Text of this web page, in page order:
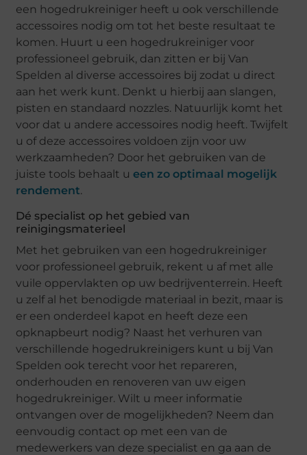
een hogedrukreiniger heeft u ook verschillende
accessoires nodig om tot het beste resultaat te
komen. Huurt u een hogedrukreiniger voor
professioneel gebruik, dan zitten er bij Van
Spelden al diverse accessoires bij zodat u direct
aan het werk kunt. Denkt u hierbij aan slangen,
pisten en standaard nozzles. Natuurlijk komt het
voor dat u andere accessoires nodig heeft. Twijfelt
u of deze accessoires voldoen zijn voor uw
werkzaamheden? Door het gebruiken van de
juiste tools behaalt ueen zo optimaal mogelijk
rendement.
Dé specialist op het gebied van
reinigingsmaterieel
Met het gebruiken van een hogedrukreiniger
voor professioneel gebruik, rekent u af met alle
vuile oppervlakten op uw bedrijventerrein. Heeft
u zelf al het benodigde materiaal in bezit, maar is
er een onderdeel kapot en heeft deze een
opknapbeurt nodig? Naast het verhuren van
verschillende hogedrukreinigers kunt u bij Van
Spelden ook terecht voor het repareren,
onderhouden en renoveren van uw eigen
hogedrukreiniger. Wilt u meer informatie
ontvangen over de mogelijkheden? Neem dan
eenvoudig contact op met een van de
medewerkers van deze specialist en ga aan de